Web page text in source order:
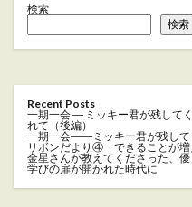
検索
検索
Recent Posts
一期一会 ― ミッキー君が残して
れて（後編）
一期一会――ミッキー君が残して
リボンだより④ できることが増
金星さんが教えてくださった、
学びの扉が開かれた時代に